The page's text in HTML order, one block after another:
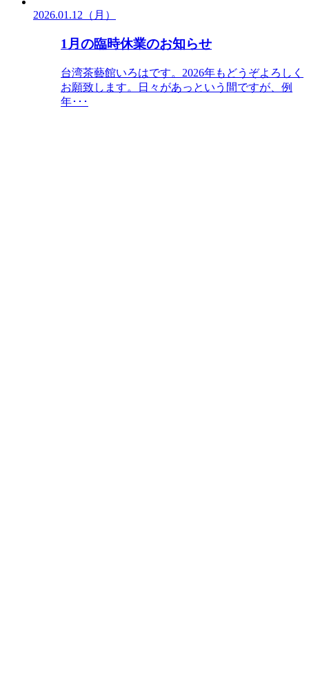
2026.01.12（月）
1月の臨時休業のお知らせ
台湾茶藝館いろはです。2026年もどうぞよろしく
お願致します。日々があっという間ですが、例
年･･･